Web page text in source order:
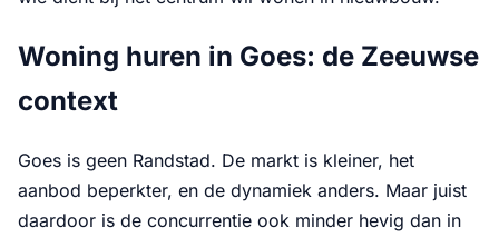
Woning huren in Goes: de Zeeuwse
context
Goes is geen Randstad. De markt is kleiner, het
aanbod beperkter, en de dynamiek anders. Maar juist
daardoor is de concurrentie ook minder hevig dan in